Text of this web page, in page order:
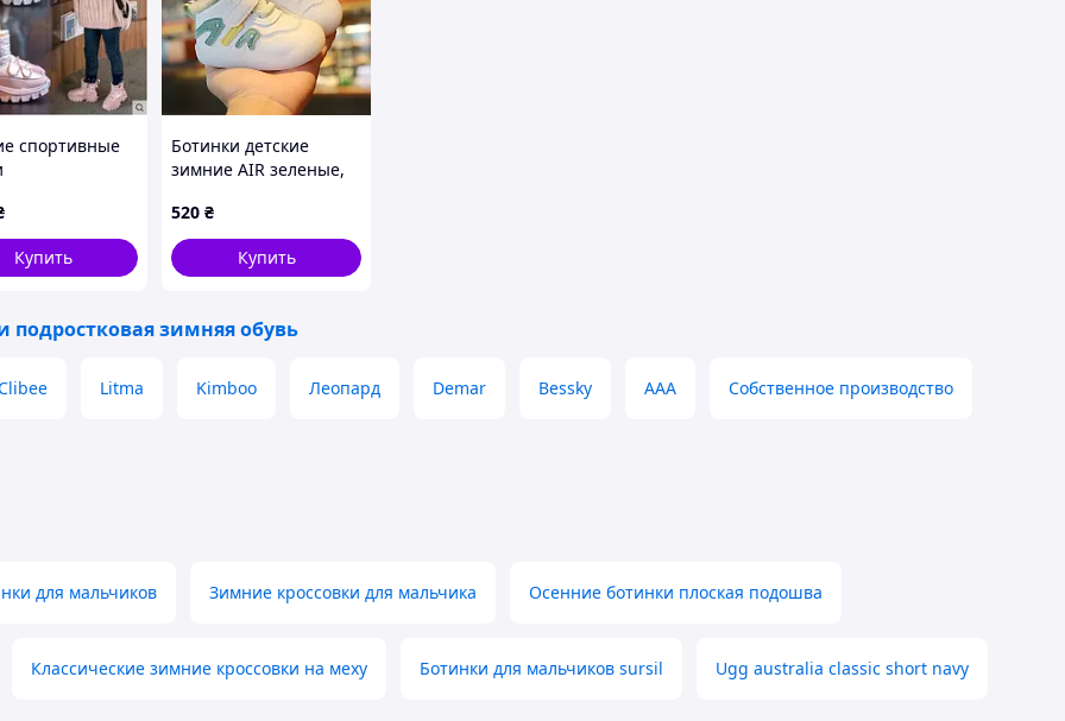
спортивные
Купить
Ботинки детские
зимние AIR зеленые,
520 ₴
Купить
подростковая зимняя обувь
Litma Kimboo Леопард Demar Bessky ААА Собственное производство
для мальчиков Зимние кроссовки для мальчика Осенние ботинки плоская подошва
Классические зимние кроссовки на меху Ботинки для мальчиков sursil Ugg australia classic short navy